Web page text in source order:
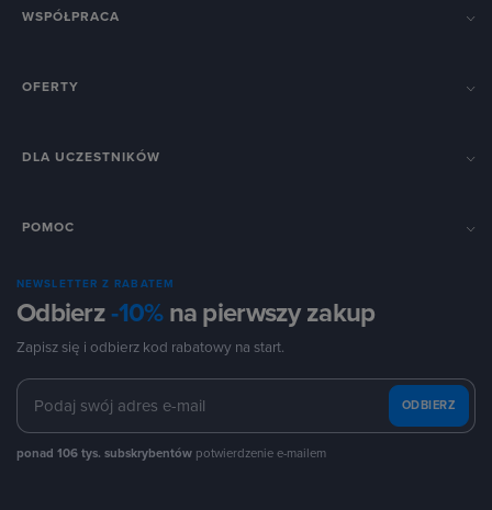
WSPÓŁPRACA
OFERTY
DLA UCZESTNIKÓW
POMOC
NEWSLETTER Z RABATEM
Odbierz-10%na pierwszy zakup
Zapisz się i odbierz kod rabatowy na start.
ODBIERZ
ponad 106 tys. subskrybentów potwierdzenie e-mailem